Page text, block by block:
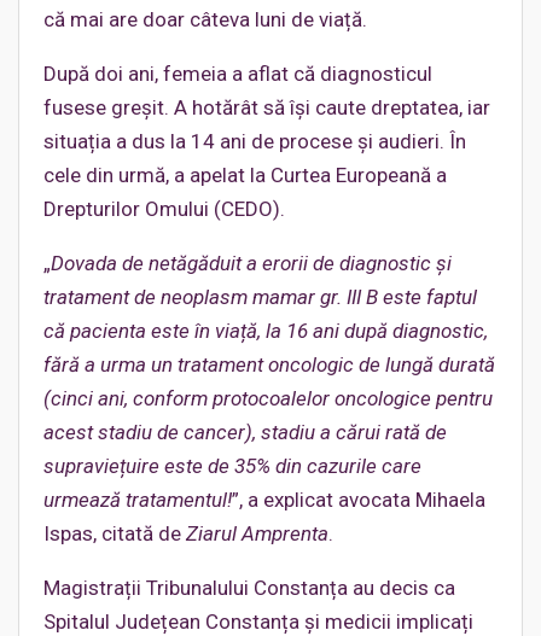
că mai are doar câteva luni de viață.
După doi ani, femeia a aflat că diagnosticul
fusese greșit. A hotărât să își caute dreptatea, iar
situația a dus la 14 ani de procese și audieri. În
cele din urmă, a apelat la Curtea Europeană a
Drepturilor Omului (CEDO).
„Dovada de netăgăduit a erorii de diagnostic și
tratament de neoplasm mamar gr. III B este faptul
că pacienta este în viață, la 16 ani după diagnostic,
fără a urma un tratament oncologic de lungă durată
(cinci ani, conform protocoalelor oncologice pentru
acest stadiu de cancer), stadiu a cărui rată de
supraviețuire este de 35% din cazurile care
urmează tratamentul!”, a explicat avocata Mihaela
Ispas, citată de Ziarul Amprenta.
Magistrații Tribunalului Constanța au decis ca
Spitalul Județean Constanța și medicii implicați